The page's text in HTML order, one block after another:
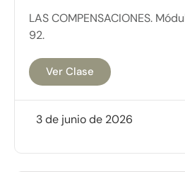
LAS COMPENSACIONES.
92.
Ver Clase
3 de junio de 2026